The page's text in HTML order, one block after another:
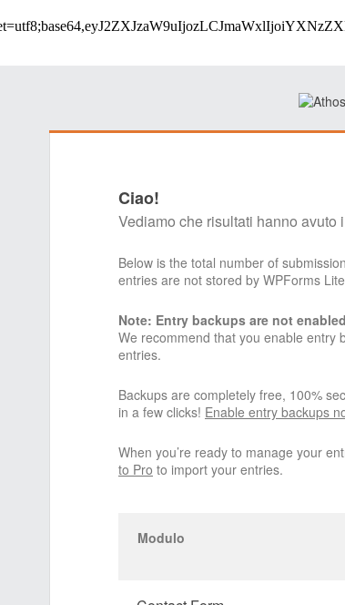
Ciao!
Vediamo che risultati hanno avuto
Below is the total number of
entries are not stored by WPForms
Note: Entry backups are not
We recommend that you enable entry
entries.
Backups are completely free, 100%
in a few clicks! Enable entry backups
When you’re ready to manage your
to Pro to import your entries.
Modulo